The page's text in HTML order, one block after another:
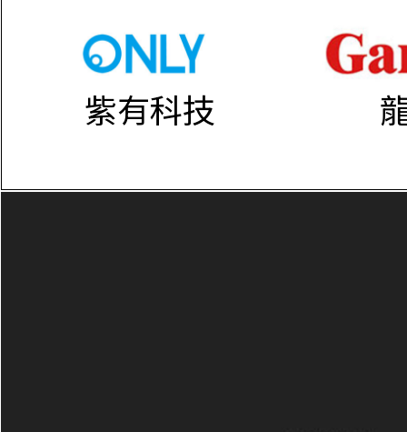
紫有科技